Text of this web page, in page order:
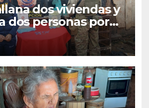
dos viviendas y
dos personas por
microtráfico en